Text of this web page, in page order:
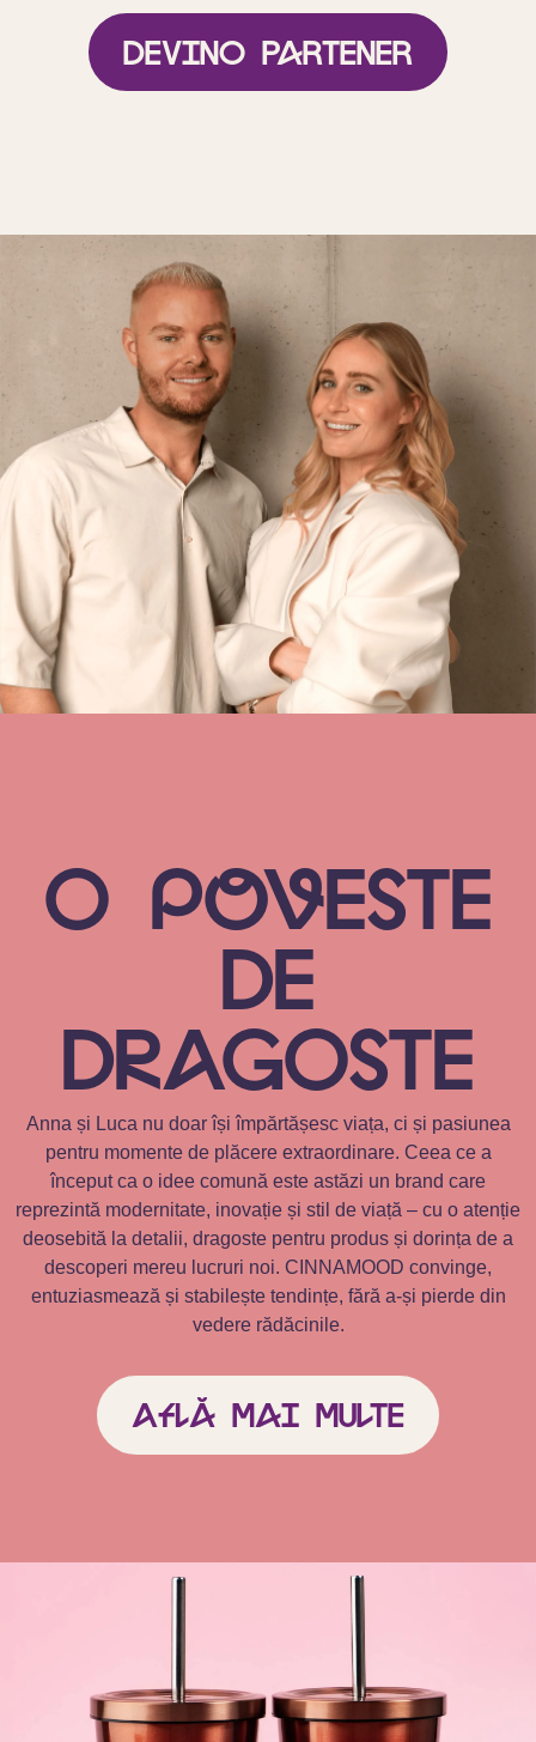
Devino partener
O POVESTE
DE
DRAGOSTE
Anna și Luca nu doar își împărtășesc viața, ci și pasiunea
pentru momente de plăcere extraordinare. Ceea ce a
început ca o idee comună este astăzi un brand care
reprezintă modernitate, inovație și stil de viață – cu o atenție
deosebită la detalii, dragoste pentru produs și dorința de a
descoperi mereu lucruri noi. CINNAMOOD convinge,
entuziasmează și stabilește tendințe, fără a-și pierde din
vedere rădăcinile.
Află mai multe